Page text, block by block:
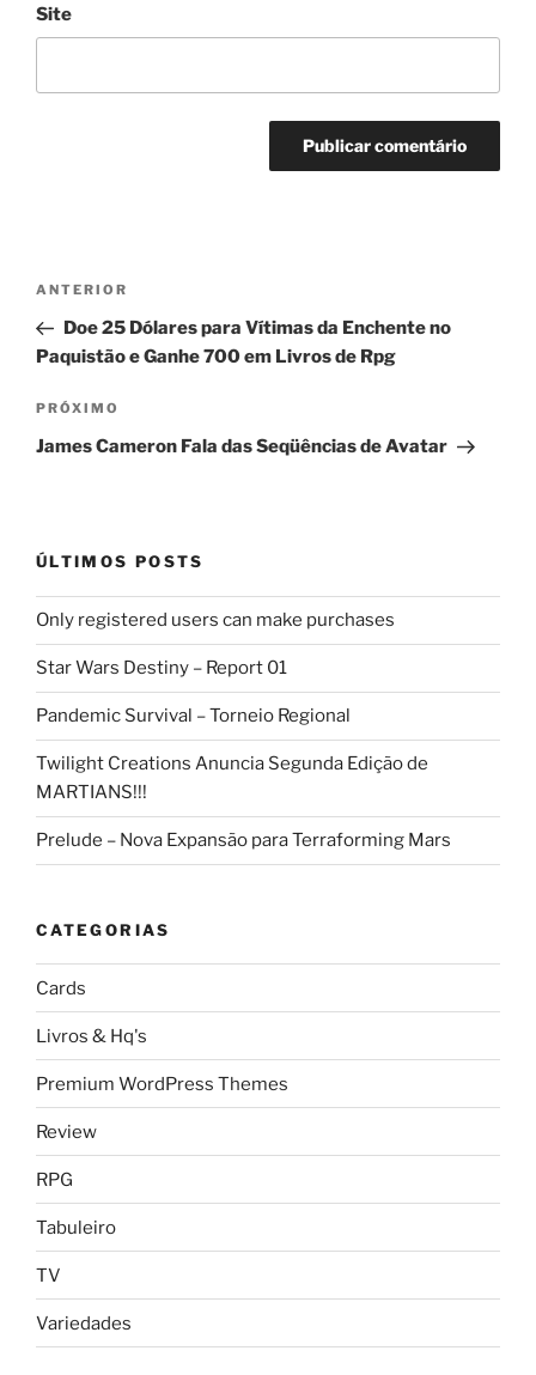
Site
Navegação
Post
Post
anterior
ANTERIOR
Doe 25 Dólares para Vítimas da Enchente no
Paquistão e Ganhe 700 em Livros de Rpg
Próximo
post
PRÓXIMO
James Cameron Fala das Seqüências de Avatar
ÚLTIMOS POSTS
Only registered users can make purchases
Star Wars Destiny – Report 01
Pandemic Survival – Torneio Regional
Twilight Creations Anuncia Segunda Edição de
MARTIANS!!!
Prelude – Nova Expansão para Terraforming Mars
CATEGORIAS
Cards
Livros & Hq's
Premium WordPress Themes
Review
RPG
Tabuleiro
TV
Variedades